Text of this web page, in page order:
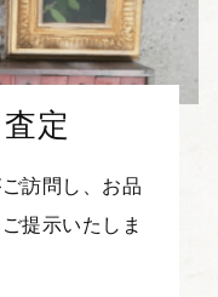
定
訪問し、お品
提示いたしま